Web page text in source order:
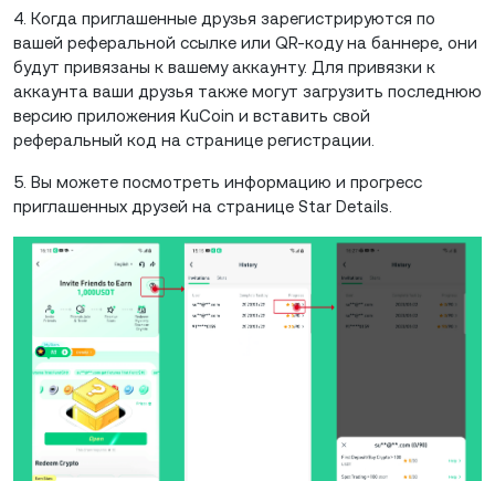
4. Когда приглашенные друзья зарегистрируются по
вашей реферальной ссылке или QR-коду на баннере, они
будут привязаны к вашему аккаунту. Для привязки к
аккаунта ваши друзья также могут загрузить последнюю
версию приложения KuCoin и вставить свой
реферальный код на странице регистрации.
5. Вы можете посмотреть информацию и прогресс
приглашенных друзей на странице Star Details.